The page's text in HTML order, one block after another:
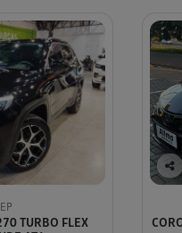
TURBO FLEX
Co
lhe